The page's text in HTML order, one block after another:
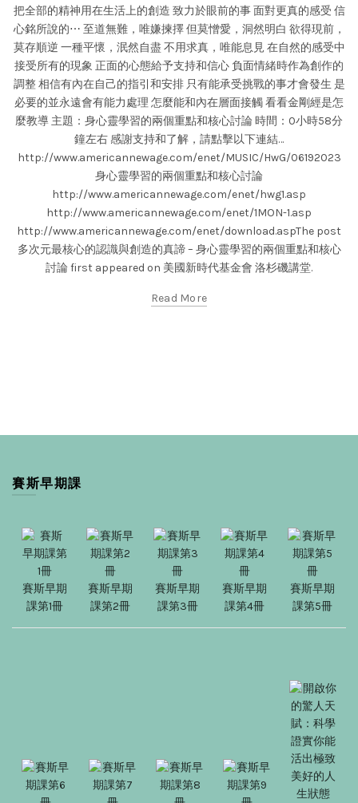
把全部的精神用在生活上的創造 致力於眼前的事 面對更真的感受 信
心銘所說的⋯ 至道無難，唯嫌揀擇 但莫憎愛，洞然明白 欲得現前，
莫存順逆 一種平懷，泯然自盡 不用求真，唯能息見 在自然的感受中
接受所有的現象 正面的心態給予支持和信心 負面情緒時作為創作的
調整 相信有內在自己的指引和安排 只有能承受挑戰的事才會發生 是
必要的並永遠會有能力處理 怎麼能和內在層面接觸 看看金剛經是怎
麼教導 主題：身心靈學習的兩個重點和核心討論 時間：0小時58分
鐘左右 感謝支持和了解，請點擊以下連結…
http://www.americannewage.com/enet/MUSIC/HwG/06192023
身心靈學習的兩個重點和核心討論
http://www.americannewage.com/enet/hwg1.asp
http://www.americannewage.com/enet/1MON-1.asp
http://www.americannewage.com/enet/download.aspThe post
多次元最核心的認識與創造的真諦 – 身心靈學習的兩個重點和核心
討論 first appeared on 美國新時代基金會 洛杉磯講堂.
Read More
賽斯早期課
賽斯早期
課第1冊
賽斯早期
課第2冊
賽斯早期
課第3冊
賽斯早期
課第4冊
賽斯早期
課第5冊